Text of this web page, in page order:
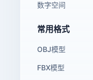
数字空间
常用格式
OBJ模型
FBX模型